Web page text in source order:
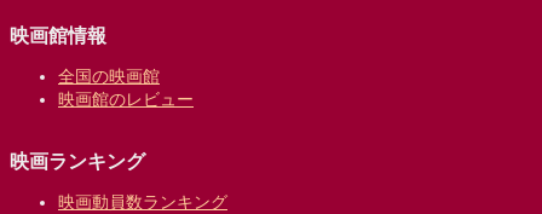
映画館情報
全国の映画館
映画館のレビュー
映画ランキング
映画動員数ランキング